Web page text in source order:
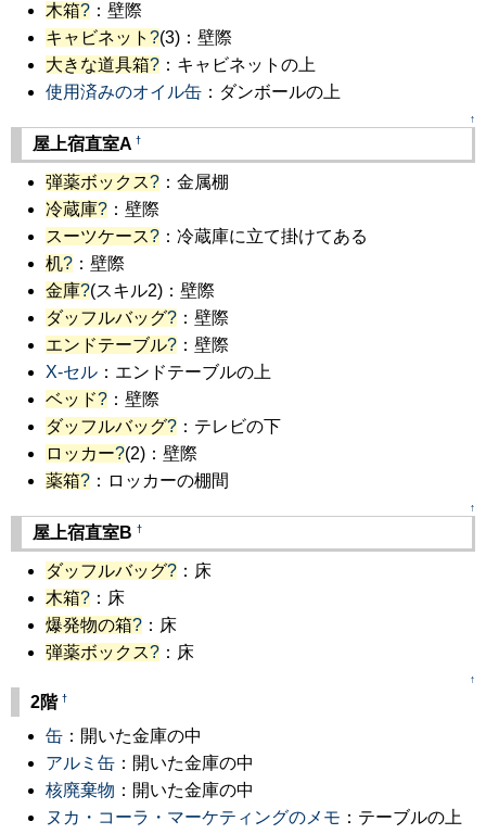
木箱? ：壁際
キャビネット ?(3)：壁際
大きな道具箱? ：キャビネットの上
使用済みのオイル缶 ：ダンボールの上
↑
屋上宿直室A †
弾薬ボックス? ：金属棚
冷蔵庫? ：壁際
スーツケース? ：冷蔵庫に立て掛けてある
机? ：壁際
金庫?(スキル2)：壁際
ダッフルバッグ? ：壁際
エンドテーブル? ：壁際
X-セル ：エンドテーブルの上
ベッド? ：壁際
ダッフルバッグ? ：テレビの下
ロッカー?(2)：壁際
薬箱? ：ロッカーの棚間
↑
屋上宿直室B †
ダッフルバッグ? ：床
木箱? ：床
爆発物の箱? ：床
弾薬ボックス? ：床
↑
2階 †
缶 ：開いた金庫の中
アルミ缶 ：開いた金庫の中
核廃棄物 ：開いた金庫の中
ヌカ・コーラ・マーケティングのメモ ：テーブルの上